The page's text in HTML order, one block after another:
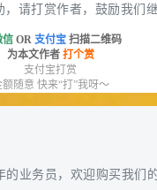
请打赏作者，鼓励我们继
信 OR 支付宝 扫描二维码
为本文作者 打个赏
支付宝打赏
额随意 快来“打”我呀～
业务员，欢迎购买我们的